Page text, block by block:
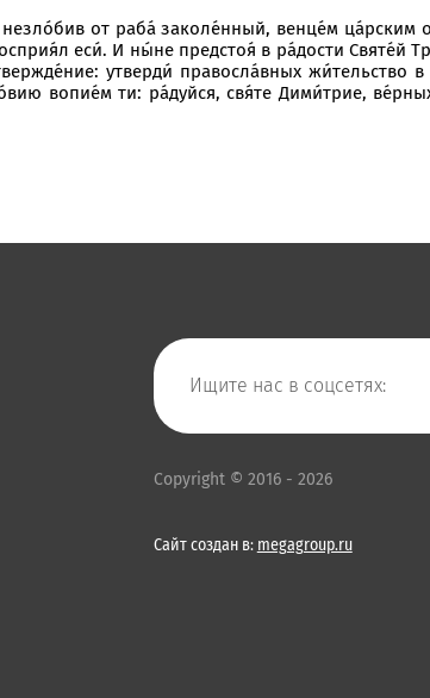
от раба́ заколе́нный, венце́м ца́рским
еси́. И ны́не предстоя́ в ра́дости Святе́й
утверди́ правосла́вных жи́тельство
вопие́м ти: ра́дуйся, свя́те Дими́трие,
Ищите нас в соцсетях:
Copyright © 2016 - 2026
Сайт создан в: megagroup.ru